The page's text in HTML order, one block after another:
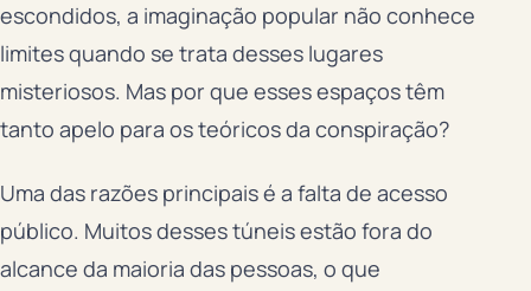
escondidos, a imaginação popular não conhece
limites quando se trata desses lugares
misteriosos. Mas por que esses espaços têm
tanto apelo para os teóricos da conspiração?
Uma das razões principais é a falta de acesso
público. Muitos desses túneis estão fora do
alcance da maioria das pessoas, o que